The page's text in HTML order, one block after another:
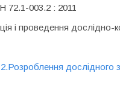
003.2 : 2011
і проведення дослідно-
дослідного